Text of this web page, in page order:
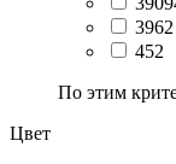
3962
452
По этим
Цвет